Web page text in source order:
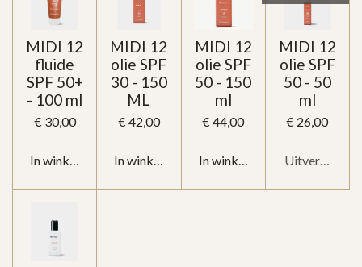
MIDI 12
fluide
SPF 50+
- 100 ml
€ 30,00
In winkelwagen
MIDI 12
olie SPF
30 - 150
ML
€ 42,00
In winkelwagen
MIDI 12
olie SPF
50 - 150
ml
€ 44,00
In winkelwagen
MIDI 12
olie SPF
50 - 50
ml
€ 26,00
Uitverkocht